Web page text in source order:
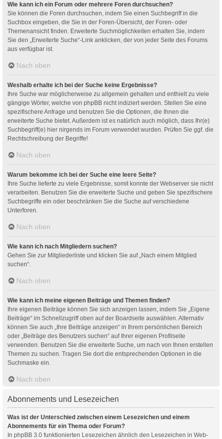
Wie kann ich ein Forum oder mehrere Foren durchsuchen?
Sie können die Foren durchsuchen, indem Sie einen Suchbegriff in die
Suchbox eingeben, die Sie in der Foren-Übersicht, der Foren- oder
Themenansicht finden. Erweiterte Suchmöglichkeiten erhalten Sie, indem
Sie den „Erweiterte Suche“-Link anklicken, der von jeder Seite des Forums
aus verfügbar ist.
Nach oben
Weshalb erhalte ich bei der Suche keine Ergebnisse?
Ihre Suche war möglicherweise zu allgemein gehalten und enthielt zu viele
gängige Wörter, welche von phpBB nicht indiziert werden. Stellen Sie eine
spezifischere Anfrage und benutzen Sie die Optionen, die Ihnen die
erweiterte Suche bietet. Außerdem ist es natürlich auch möglich, dass Ihr(e)
Suchbegriff(e) hier nirgends im Forum verwendet wurden. Prüfen Sie ggf. die
Rechtschreibung der Begriffe!
Nach oben
Warum bekomme ich bei der Suche eine leere Seite?
Ihre Suche lieferte zu viele Ergebnisse, somit konnte der Webserver sie nicht
verarbeiten. Benutzen Sie die erweiterte Suche und geben Sie spezifischere
Suchbegriffe ein oder beschränken Sie die Suche auf verschiedene
Unterforen.
Nach oben
Wie kann ich nach Mitgliedern suchen?
Gehen Sie zur Mitgliederliste und klicken Sie auf „Nach einem Mitglied
suchen“.
Nach oben
Wie kann ich meine eigenen Beiträge und Themen finden?
Ihre eigenen Beiträge können Sie sich anzeigen lassen, indem Sie „Eigene
Beiträge“ im Schnellzugriff oben auf der Boardseite auswählen. Alternativ
können Sie auch „Ihre Beiträge anzeigen“ in Ihrem persönlichen Bereich
oder „Beiträge des Benutzers suchen“ auf Ihrer eigenen Profilseite
verwenden. Benutzen Sie die erweiterte Suche, um nach von Ihnen erstellen
Themen zu suchen. Tragen Sie dort die entsprechenden Optionen in die
Suchmaske ein.
Nach oben
Abonnements und Lesezeichen
Was ist der Unterschied zwischen einem Lesezeichen und einem
Abonnements für ein Thema oder Forum?
In phpBB 3.0 funktionierten Lesezeichen ähnlich den Lesezeichen in Web-